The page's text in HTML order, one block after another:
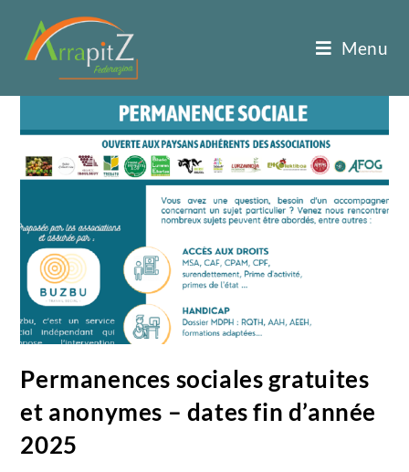
Menu
Permanences sociales gratuites
et anonymes – dates fin d’année
2025